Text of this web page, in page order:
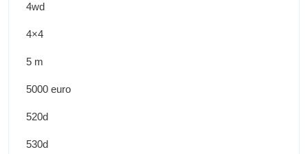
4wd
4×4
5 m
5000 euro
520d
530d